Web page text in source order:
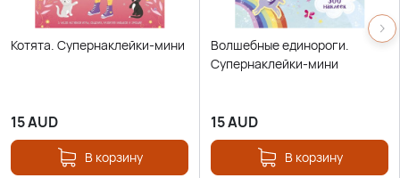
Котята. Супернаклейки-мини
15AUD
В корзину
Волшебные единороги.
Супернаклейки-мини
15AUD
В корзину